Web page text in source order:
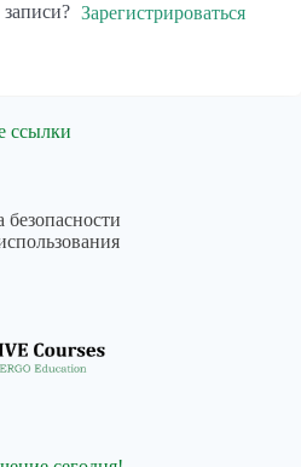
Зарегистрироваться
ссылки